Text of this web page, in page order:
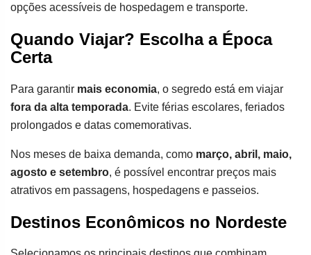
opções acessíveis de hospedagem e transporte.
Quando Viajar? Escolha a Época
Certa
Para garantir mais economia, o segredo está em viajar
fora da alta temporada. Evite férias escolares, feriados
prolongados e datas comemorativas.
Nos meses de baixa demanda, como março, abril, maio,
agosto e setembro, é possível encontrar preços mais
atrativos em passagens, hospedagens e passeios.
Destinos Econômicos no Nordeste